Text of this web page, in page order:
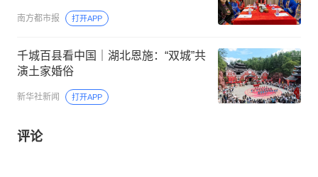
南方都市报 打开APP
千城百县看中国｜湖北恩施：“双城”共
演土家婚俗
新华社新闻 打开APP
评论